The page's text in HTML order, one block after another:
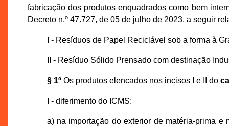
fabricação dos produtos enquadrados como bem
Decreto n.º 47.727, de 05 de julho de 2023, a seguir
I - Resíduos de Papel Reciclável sob a forma à
II - Resíduo Sólido Prensado com destinação
§ 1ºOs produtos elencados nos incisos I e II do
I - diferimento do ICMS:
a) na importação do exterior de matéria-prima